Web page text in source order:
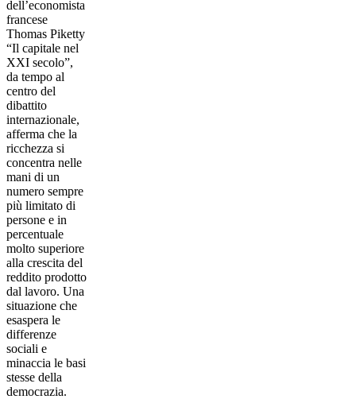
dell’economista
francese
Thomas Piketty
“Il capitale nel
XXI secolo”,
da tempo al
centro del
dibattito
internazionale,
afferma che la
ricchezza si
concentra nelle
mani di un
numero sempre
più limitato di
persone e in
percentuale
molto superiore
alla crescita del
reddito prodotto
dal lavoro. Una
situazione che
esaspera le
differenze
sociali e
minaccia le basi
stesse della
democrazia.